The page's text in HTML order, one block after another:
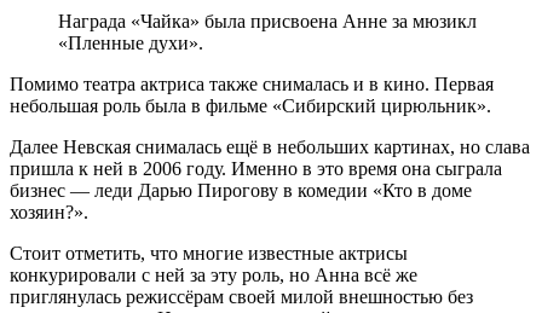
Награда «Чайка» была присвоена Анне за мюзикл
«Пленные духи».
Помимо театра актриса также снималась и в кино. Первая
небольшая роль была в фильме «Сибирский цирюльник».
Далее Невская снималась ещё в небольших картинах, но слава
пришла к ней в 2006 году. Именно в это время она сыграла
бизнес — леди Дарью Пирогову в комедии «Кто в доме
хозяин?».
Стоит отметить, что многие известные актрисы
конкурировали с ней за эту роль, но Анна всё же
приглянулась режиссёрам своей милой внешностью без